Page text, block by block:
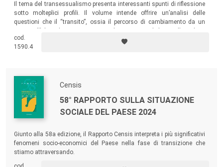
Il tema del transessualismo presenta interessanti spunti di riflessione
sotto molteplici profili. Il volume intende offrire un’analisi delle
questioni che il “transito”, ossia il percorso di cambiamento da un
alla famiglia – e dunque alle questioni che riguardano il matrimonio e
la genitorialità – e al lavoro, ambito in cui sono frequenti trattamenti
cod.
1590.4
Censis
58° RAPPORTO SULLA SITUAZIONE
SOCIALE DEL PAESE 2024
Giunto alla 58a edizione, il Rapporto Censis interpreta i più significativi
fenomeni socio-economici del Paese nella fase di transizione che
stiamo attraversando.